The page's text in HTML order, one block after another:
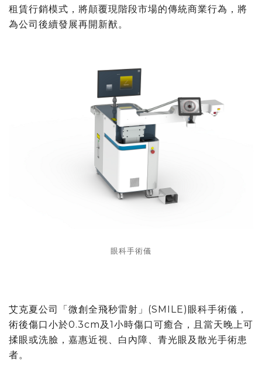
租賃行銷模式，將顛覆現階段市場的傳統商業行為，將
為公司後續發展再開新猷。
眼科手術儀
艾克夏公司「微創全飛秒雷射」(SMILE)眼科手術儀，
術後傷口小於0.3cm及1小時傷口可癒合，且當天晚上可
揉眼或洗臉，嘉惠近視、白內障、青光眼及散光手術患
者。